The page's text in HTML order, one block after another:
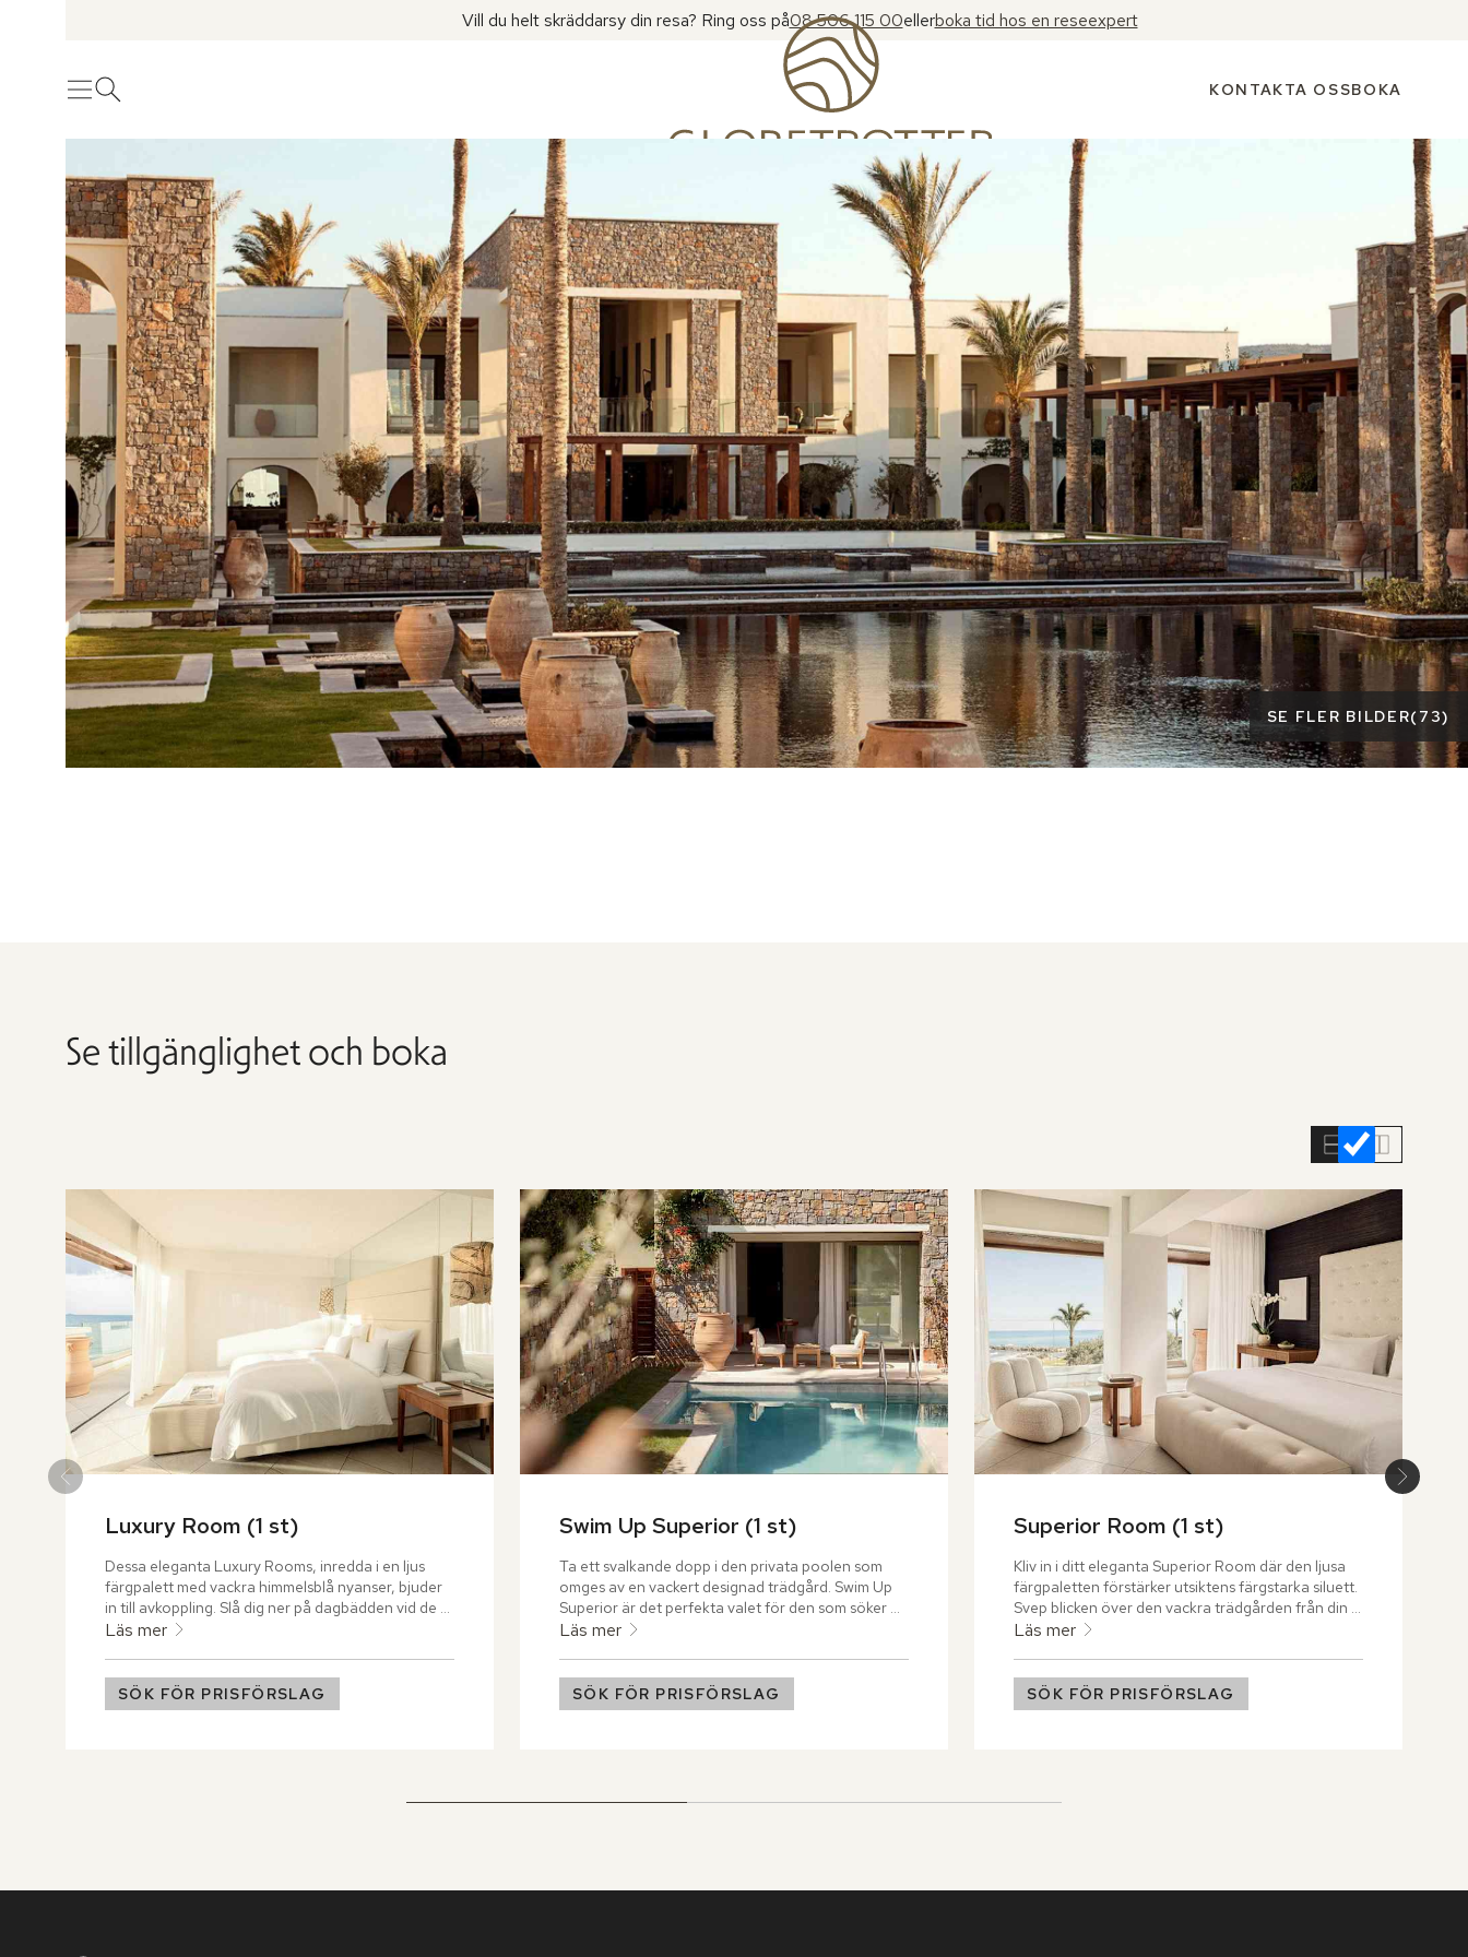
Vill du helt skräddarsy din resa? Ring oss på08 506 115 00ellerboka tid hos en reseexpert
MenyÖppna sök KONTAKTA OSSBOKA
Se fler bilder
SE FLER BILDER(73)
Se tillgänglighet och boka
Luxury Room (1 st)
Dessa eleganta Luxury Rooms, inredda i en ljus
färgpalett med vackra himmelsblå nyanser, bjuder
in till avkoppling. Slå dig ner på dagbädden vid de
stora golv-till-tak-fönstren och låt blicken vila på
Läs mer
SÖK FÖR PRISFÖRSLAG
Swim Up Superior (1 st)
Ta ett svalkande dopp i den privata poolen som
omges av en vackert designad trädgård. Swim Up
Superior är det perfekta valet för den som söker
avskildhet och avkoppling.
Läs mer
SÖK FÖR PRISFÖRSLAG
Superior Room (1 st)
Kliv in i ditt eleganta Superior Room där den ljusa
färgpaletten förstärker utsiktens färgstarka siluett.
Svep blicken över den vackra trädgården från din
privata balkong eller terrass och låt lugnet infinna
Läs mer
SÖK FÖR PRISFÖRSLAG